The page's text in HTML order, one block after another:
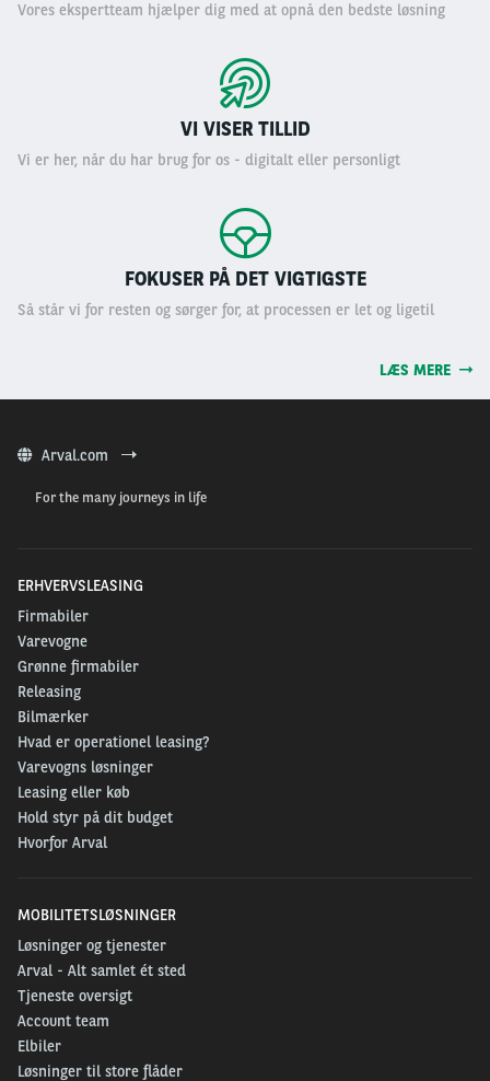
Vores ekspertteam hjælper dig med at opnå den bedste løsning
VI VISER TILLID
Vi er her, når du har brug for os - digitalt eller personligt
FOKUSER PÅ DET VIGTIGSTE
Så står vi for resten og sørger for, at processen er let og ligetil
LÆS MERE
Arval.com
For the many journeys in life
ERHVERVSLEASING
Firmabiler
Varevogne
Grønne firmabiler
Releasing
Bilmærker
Hvad er operationel leasing?
Varevogns løsninger
Leasing eller køb
Hold styr på dit budget
Hvorfor Arval
MOBILITETSLØSNINGER
Løsninger og tjenester
Arval - Alt samlet ét sted
Tjeneste oversigt
Account team
Elbiler
Løsninger til store flåder